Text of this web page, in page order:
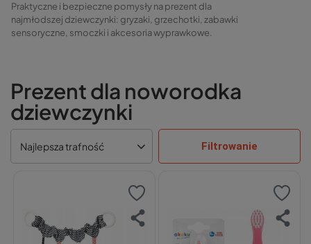
Praktyczne i bezpieczne pomysły na prezent dla
najmłodszej dziewczynki: gryzaki, grzechotki, zabawki
sensoryczne, smoczki i akcesoria wyprawkowe.
Prezent dla noworodka
dziewczynki
Najlepsza trafność Filtrowanie